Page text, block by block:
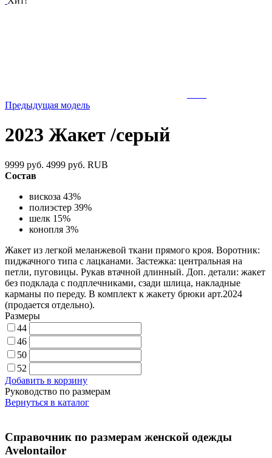
Предыдущая модель
2023 Жакет /серый
9999 руб. 4999 руб. RUB
Состав
вискоза 43%
полиэстер 39%
шелк 15%
конопля 3%
Жакет из легкой меланжевой ткани прямого кроя. Воротник:
пиджачного типа с лацканами. Застежка: центральная на
петли, пуговицы. Рукав втачной длинный. Доп. детали: жакет
без подклада с подплечниками, сзади шлица, накладные
карманы по переду. В комплект к жакету брюки арт.2024
(продается отдельно).
Размеры
44
46
50
52
Добавить в корзину
Руководство по размерам
Вернуться в каталог
Справочник по размерам женской одежды
Avelontailor